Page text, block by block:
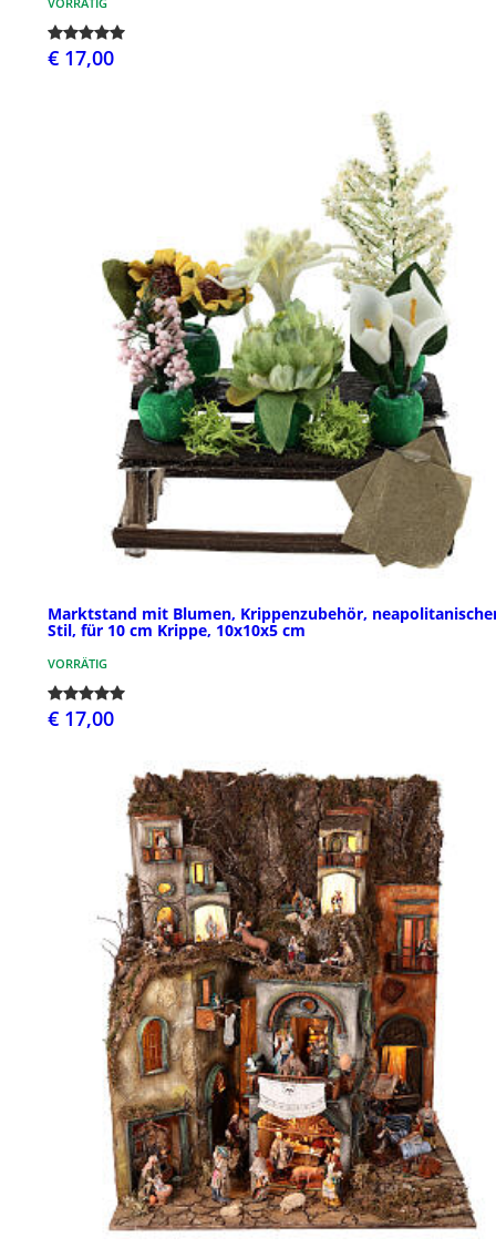
€ 17,00
Marktstand mit Blumen, Krippenzubehör,
Stil, für 10 cm Krippe, 10x10x5 cm
VORRÄTIG
€ 17,00